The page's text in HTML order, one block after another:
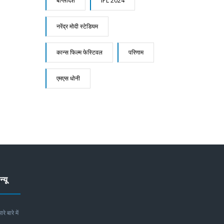
नरेंद्र मोदी स्टेडियम
कान्स फिल्म फेस्टिवल परिणाम
एमएस धोनी
बारे में